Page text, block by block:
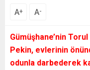
A+ A-
Gümüşhane’nin
Pekin, evlerinin
odunla darbederek